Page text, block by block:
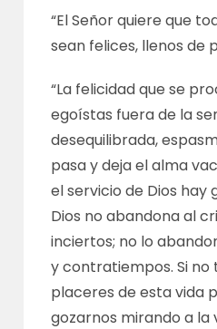
“El Señor quiere que
sean felices, llenos de
“La felicidad que se
egoístas fuera de la
desequilibrada,
pasa y deja el alma
el servicio de Dios hay
Dios no abandona al
inciertos; no lo
y contratiempos. Si no
placeres de esta vida
gozarnos mirando a la